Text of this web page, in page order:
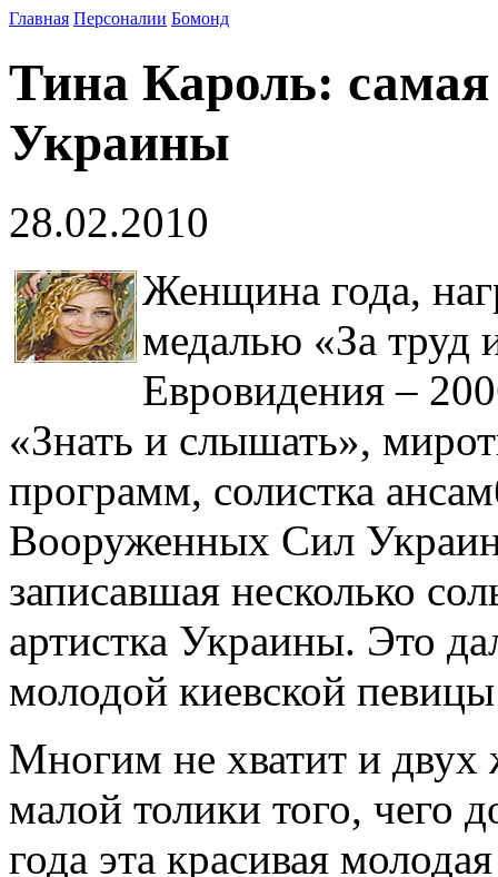
Главная Персоналии Бомонд
Тина Кароль:
Украины
28.02.2010
Женщина года,
медалью «За труд
Евровидения –
«Знать и слышать»,
программ, солистка
Вооруженных Сил
записавшая несколько
артистка Украины. Это
молодой киевской
Многим не хватит и двух
малой толики того, чего
года эта красивая